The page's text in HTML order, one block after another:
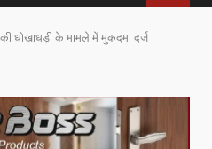
धोखाधड़ी के मामले में मुकदमा दर्ज